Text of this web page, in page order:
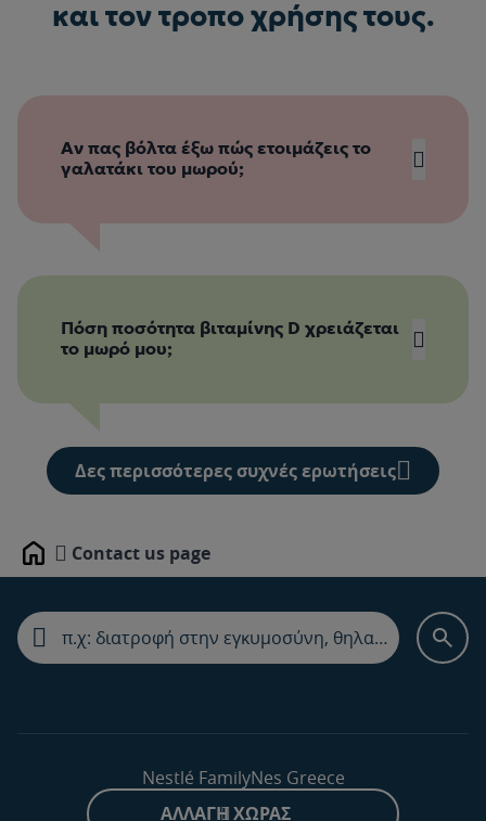
και τον τροπο χρήσης τους.
Αν πας βόλτα έξω πώς ετοιμάζεις το
γαλατάκι του μωρού;
Πόση ποσότητα βιταμίνης D χρειάζεται
το μωρό μου;
0–12 μηνών*
400 IU
(10 mcg)
(10 mcg)
600 IU
(15 mcg)
600 IU
(15 mcg)
14–18 ετών
600 IU
600 IU
51–70 ετών
(15 mcg)
(15 mcg)
800 IU
800 IU
Δες περισσότερες συχνές ερωτήσεις
Home Contact us page
Nestlé FamilyNes Greece
ΑΛΛΑΓΉ ΧΏΡΑΣ